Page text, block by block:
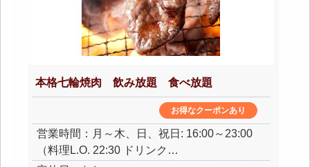
本格七輪焼肉 飲み放題 食べ放題
お得なクーポンあり
営業時間：月～木、日、祝日: 16:00～23:00
（料理L.O. 22:30 ドリンク…